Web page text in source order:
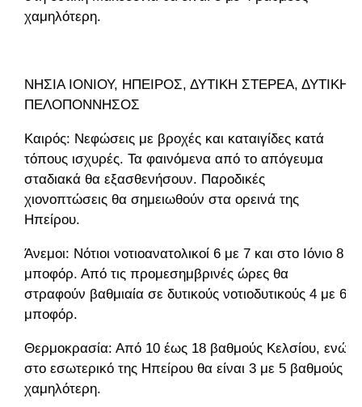
χαμηλότερη.
ΝΗΣΙΑ ΙΟΝΙΟΥ, ΗΠΕΙΡΟΣ, ΔΥΤΙΚΗ ΣΤΕΡΕΑ, ΔΥΤΙΚΗ
ΠΕΛΟΠΟΝΝΗΣΟΣ
Καιρός: Νεφώσεις με βροχές και καταιγίδες κατά
τόπους ισχυρές. Τα φαινόμενα από το απόγευμα
σταδιακά θα εξασθενήσουν. Παροδικές
χιονοπτώσεις θα σημειωθούν στα ορεινά της
Ηπείρου.
Άνεμοι: Νότιοι νοτιοανατολικοί 6 με 7 και στο Ιόνιο 8
μποφόρ. Από τις προμεσημβρινές ώρες θα
στραφούν βαθμιαία σε δυτικούς νοτιοδυτικούς 4 με 6
μποφόρ.
Θερμοκρασία: Από 10 έως 18 βαθμούς Κελσίου, ενώ
στο εσωτερικό της Ηπείρου θα είναι 3 με 5 βαθμούς
χαμηλότερη.